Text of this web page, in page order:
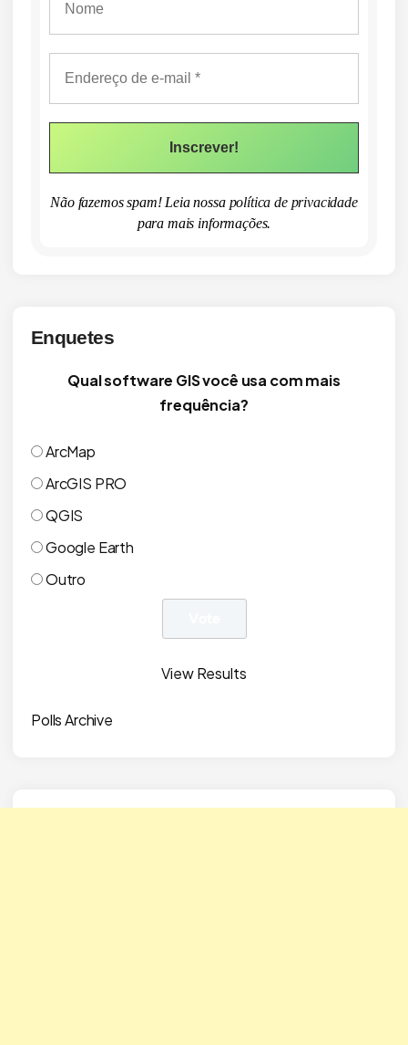
Não fazemos spam! Leia nossa política de privacidade
para mais informações.
Enquetes
Qual software GIS você usa com mais
frequência?
ArcMap
ArcGIS PRO
QGIS
Google Earth
Outro
View Results
Polls Archive